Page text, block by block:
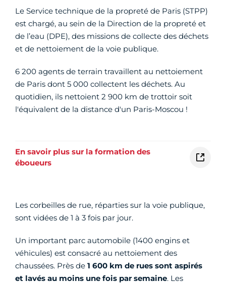
Le Service technique de la propreté de Paris (STPP)
est chargé, au sein de la Direction de la propreté et
de l’eau (DPE), des missions de collecte des déchets
et de nettoiement de la voie publique.
6 200 agents de terrain travaillent au nettoiement
de Paris dont 5 000 collectent les déchets. Au
quotidien, ils nettoient 2 900 km de trottoir soit
l'équivalent de la distance d'un Paris-Moscou !
En savoir plus sur la formation des
éboueurs
Les corbeilles de rue, réparties sur la voie publique,
sont vidées de 1 à 3 fois par jour.
Un important parc automobile (1400 engins et
véhicules) est consacré au nettoiement des
chaussées. Près de 1 600 km de rues sont aspirés
et lavés au moins une fois par semaine. Les